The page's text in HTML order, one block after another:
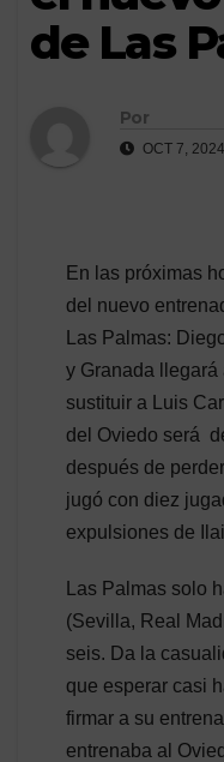
de Las
Por
OCT 7, 2024
En las próximas
del nuevo
Las Palmas:
y Granada
sustituir a Luis
del Oviedo será
después de
jugó con diez
expulsiones de
Las Palmas solo
(Sevilla, Real
seis. Da la
que esperar casi
firmar a su
entrenaba al